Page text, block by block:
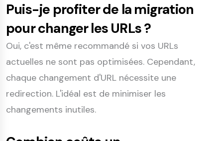
Puis-je profiter de la migration
pour changer les URLs ?
Oui, c'est même recommandé si vos URLs
actuelles ne sont pas optimisées. Cependant,
chaque changement d'URL nécessite une
redirection. L'idéal est de minimiser les
changements inutiles.